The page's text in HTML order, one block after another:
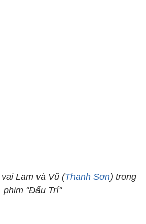
Lam và Vũ (Thanh Sơn) trong
phim "Đấu Trí"